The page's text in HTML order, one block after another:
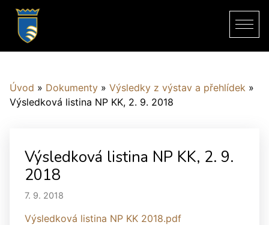
Úvod » Dokumenty » Výsledky z výstav a přehlídek »
Výsledková listina NP KK, 2. 9. 2018
Výsledková listina NP KK, 2. 9.
2018
7. 9. 2018
Výsledková listina NP KK 2018.pdf